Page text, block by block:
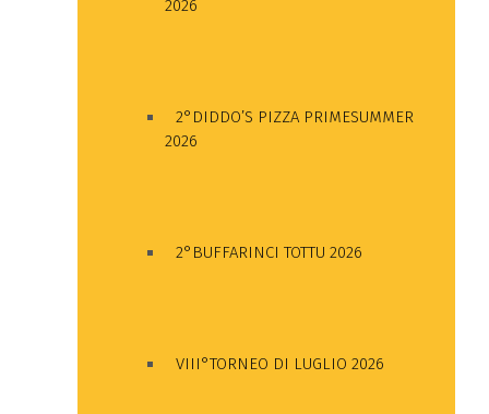
2026
2°DIDDO’S PIZZA PRIMESUMMER
2026
2°BUFFARINCI TOTTU 2026
VIII°TORNEO DI LUGLIO 2026